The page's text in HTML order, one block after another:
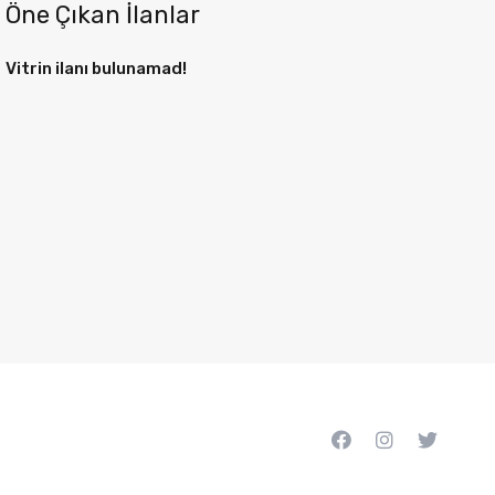
Öne Çıkan İlanlar
Vitrin ilanı bulunamad!